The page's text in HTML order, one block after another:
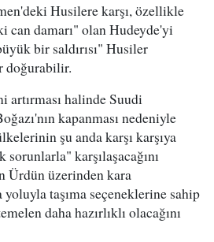
Husilere karşı, özellikle
can damarı" olan Hudeyde'yi
bir saldırısı" Husiler
doğurabilir.
halinde Suudi
kapanması nedeniyle
şu anda karşı karşıya
karşılaşacağını
Ürdün üzerinden kara
yoluyla taşıma seçeneklerine sahip
daha hazırlıklı olacağını